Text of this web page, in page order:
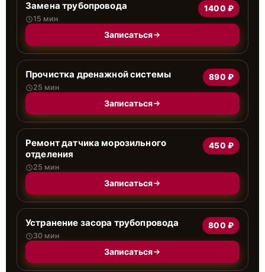
Замена трубопровода
15 мин
1400 ₽
Записаться
Прочистка дренажной системы
25 мин
890 ₽
Записаться
Ремонт датчика морозильного
отделения
25 мин
450 ₽
Записаться
Устранение засора трубопровода
30 мин
800 ₽
Записаться